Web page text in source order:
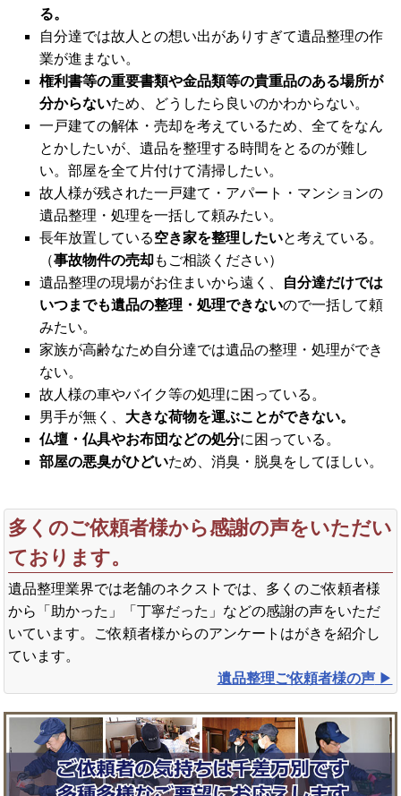
る。
自分達では故人との想い出がありすぎて遺品整理の作
業が進まない。
権利書等の重要書類や金品類等の貴重品のある場所が
分からないため、どうしたら良いのかわからない。
一戸建ての解体・売却を考えているため、全てをなん
とかしたいが、遺品を整理する時間をとるのが難し
い。部屋を全て片付けて清掃したい。
故人様が残された一戸建て・アパート・マンションの
遺品整理・処理を一括して頼みたい。
長年放置している空き家を整理したいと考えている。
（事故物件の売却もご相談ください）
遺品整理の現場がお住まいから遠く、 自分達だけでは
いつまでも遺品の整理・処理できないので一括して頼
みたい。
家族が高齢なため自分達では遺品の整理・処理ができ
ない。
故人様の車やバイク等の処理に困っている。
男手が無く、 大きな荷物を運ぶことができない。
仏壇・仏具やお布団などの処分に困っている。
部屋の悪臭がひどいため、消臭・脱臭をしてほしい。
多くのご依頼者様から感謝の声をいただい
ております。
遺品整理業界では老舗のネクストでは、多くのご依頼者様
から「助かった」「丁寧だった」などの感謝の声をいただ
いています。ご依頼者様からのアンケートはがきを紹介し
ています。
遺品整理ご依頼者様の声▶︎